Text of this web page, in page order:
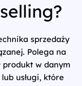
sprzedaży
Polega na
produkt w danym
usługi, które